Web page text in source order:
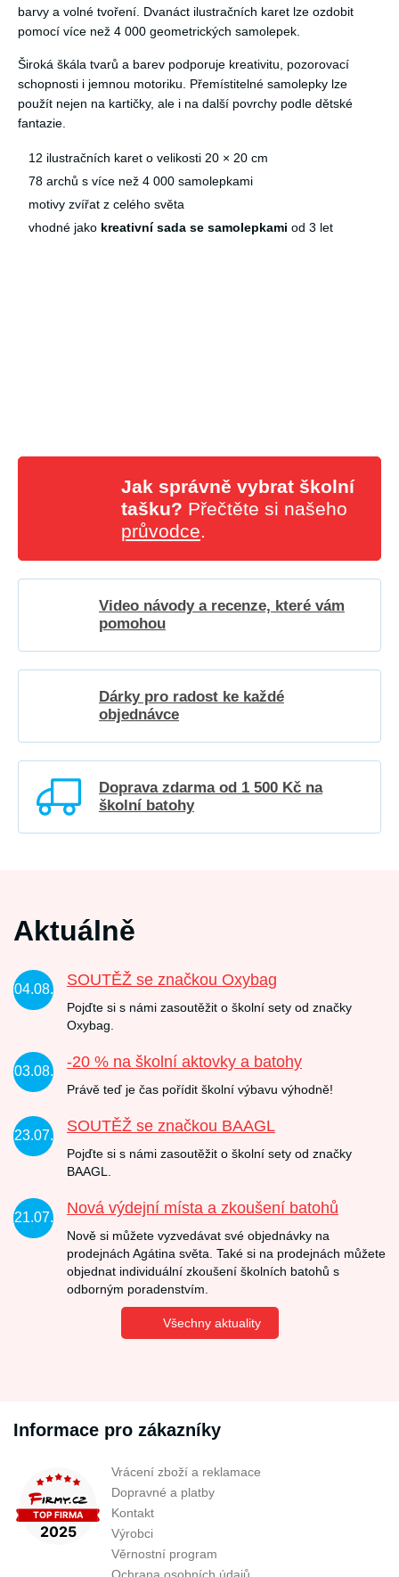
barvy a volné tvoření. Dvanáct ilustračních karet lze ozdobit
pomocí více než 4 000 geometrických samolepek.
Široká škála tvarů a barev podporuje kreativitu, pozorovací
schopnosti i jemnou motoriku. Přemístitelné samolepky lze
použít nejen na kartičky, ale i na další povrchy podle dětské
fantazie.
12 ilustračních karet o velikosti 20 × 20 cm
78 archů s více než 4 000 samolepkami
motivy zvířat z celého světa
vhodné jako kreativní sada se samolepkami od 3 let
Jak správně vybrat školní
tašku? Přečtěte si našeho
průvodce.
Video návody a recenze, které vám
pomohou
Dárky pro radost ke každé
objednávce
Doprava zdarma od 1 500 Kč na
školní batohy
Aktuálně
04.08.
SOUTĚŽ se značkou Oxybag
Pojďte si s námi zasoutěžit o školní sety od značky
Oxybag.
03.08.
-20 % na školní aktovky a batohy
Právě teď je čas pořídit školní výbavu výhodně!
23.07.
SOUTĚŽ se značkou BAAGL
Pojďte si s námi zasoutěžit o školní sety od značky
BAAGL.
21.07.
Nová výdejní místa a zkoušení batohů
Nově si můžete vyzvedávat své objednávky na
prodejnách Agátina světa. Také si na prodejnách můžete
objednat individuální zkoušení školních batohů s
odborným poradenstvím.
Všechny aktuality
Informace pro zákazníky
Vrácení zboží a reklamace
Dopravné a platby
Kontakt
Výrobci
Věrnostní program